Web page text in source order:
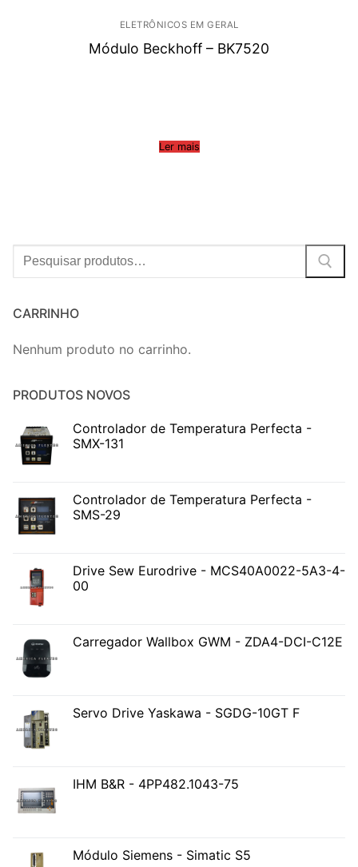
ELETRÔNICOS EM GERAL
Módulo Beckhoff – BK7520
Ler mais
Procurar:
CARRINHO
Nenhum produto no carrinho.
PRODUTOS NOVOS
Controlador de Temperatura Perfecta -
SMX-131
Controlador de Temperatura Perfecta -
SMS-29
Drive Sew Eurodrive - MCS40A0022-5A3-4-
00
Carregador Wallbox GWM - ZDA4-DCI-C12E
Servo Drive Yaskawa - SGDG-10GT F
IHM B&R - 4PP482.1043-75
Módulo Siemens - Simatic S5